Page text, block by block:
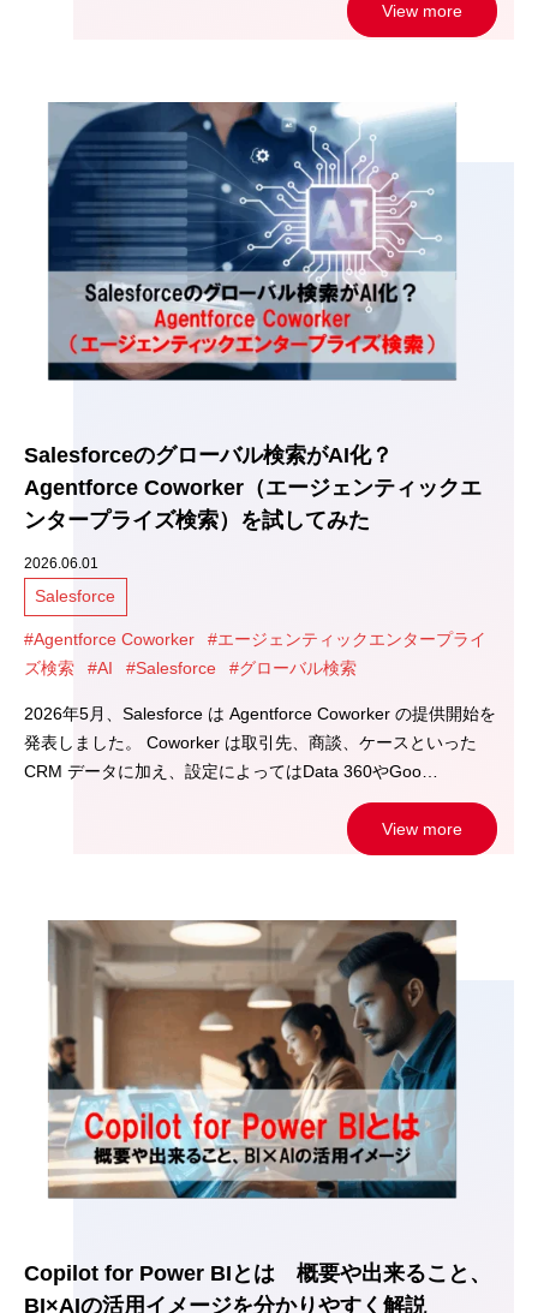
View more
Salesforceのグローバル検索がAI化？
Agentforce Coworker（エージェンティックエ
ンタープライズ検索）を試してみた
2026.06.01
Salesforce
#Agentforce Coworker
#エージェンティックエンタープライ
ズ検索
#AI #Salesforce #グローバル検索
2026年5月、Salesforce は Agentforce Coworker の提供開始を
発表しました。 Coworker は取引先、商談、ケースといった
CRM データに加え、設定によってはData 360やGoo…
View more
Copilot for Power BIとは 概要や出来ること、
BI×AIの活用イメージを分かりやすく解説